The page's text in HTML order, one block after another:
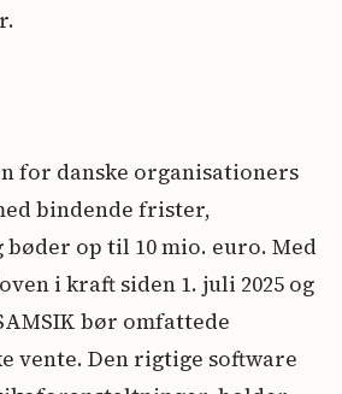
for danske organisationers
bindende frister,
bøder op til 10 mio. euro. Med
i kraft siden 1. juli 2025 og
bør omfattede
vente. Den rigtige software